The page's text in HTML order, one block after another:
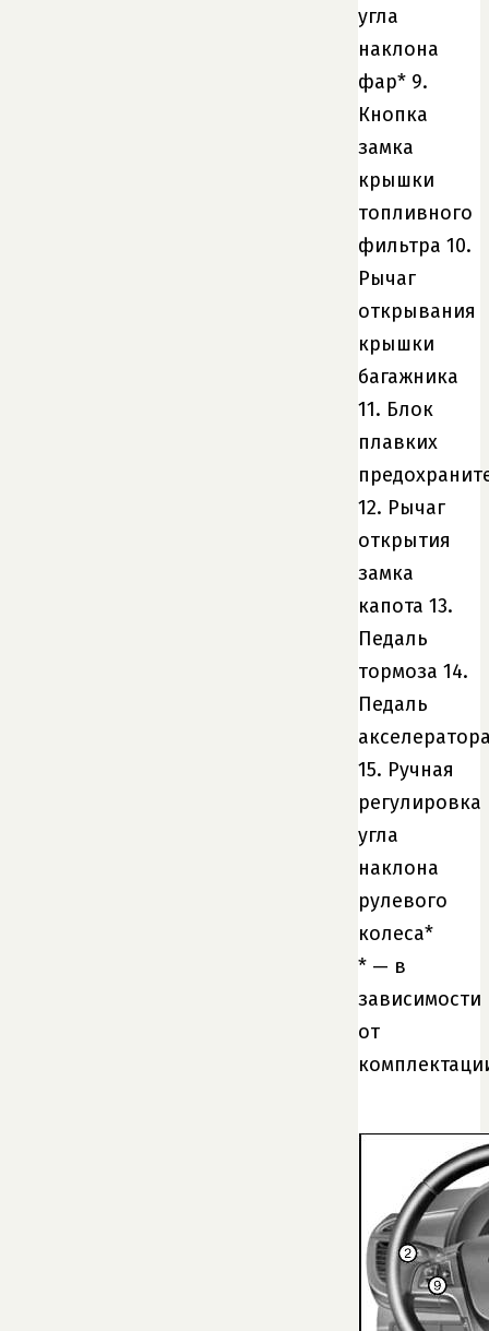
угла
наклона
фар* 9.
Кнопка
замка
крышки
топливного
фильтра 10.
Рычаг
открывания
крышки
багажника
11. Блок
плавких
12. Рычаг
открытия
замка
капота 13.
Педаль
тормоза 14.
Педаль
15. Ручная
регулировка
угла
наклона
рулевого
колеса*
* — в
зависимости
от